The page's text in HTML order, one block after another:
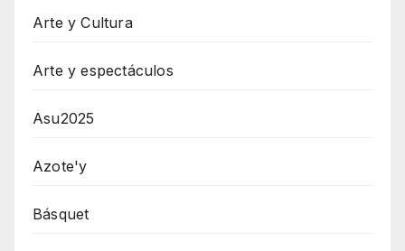
Arte y Cultura
Arte y espectáculos
Asu2025
Azote'y
Básquet